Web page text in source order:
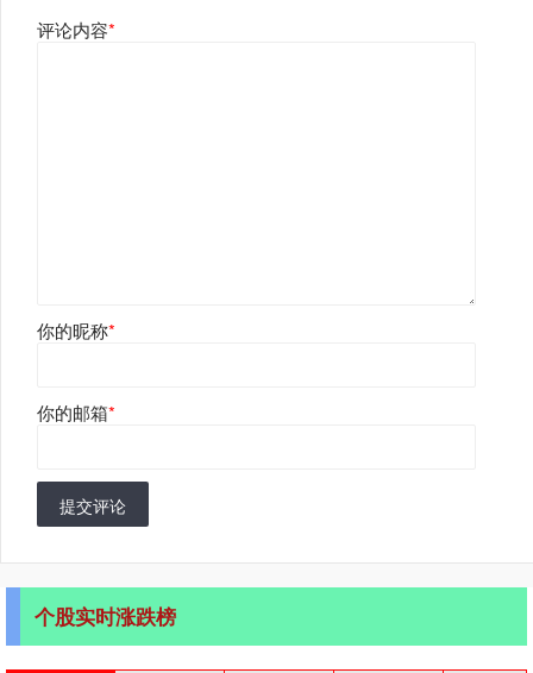
评论内容*
你的昵称*
你的邮箱*
提交评论
个股实时涨跌榜